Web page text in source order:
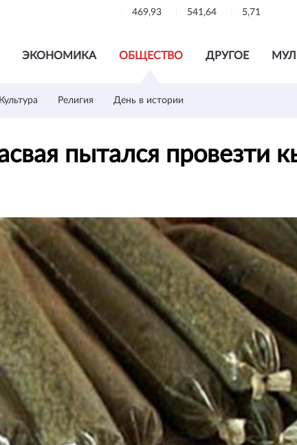
469,93 541,64 5,71
ЭКОНОМИКА ОБЩЕСТВО ДРУГОЕ
Культура Религия День в истории
пытался провезти